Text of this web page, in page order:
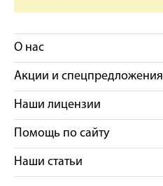
О нас
Акции и спецпредложения
Наши лицензии
Помощь по сайту
Наши статьи